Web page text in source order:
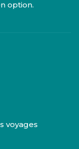
option.
voyages